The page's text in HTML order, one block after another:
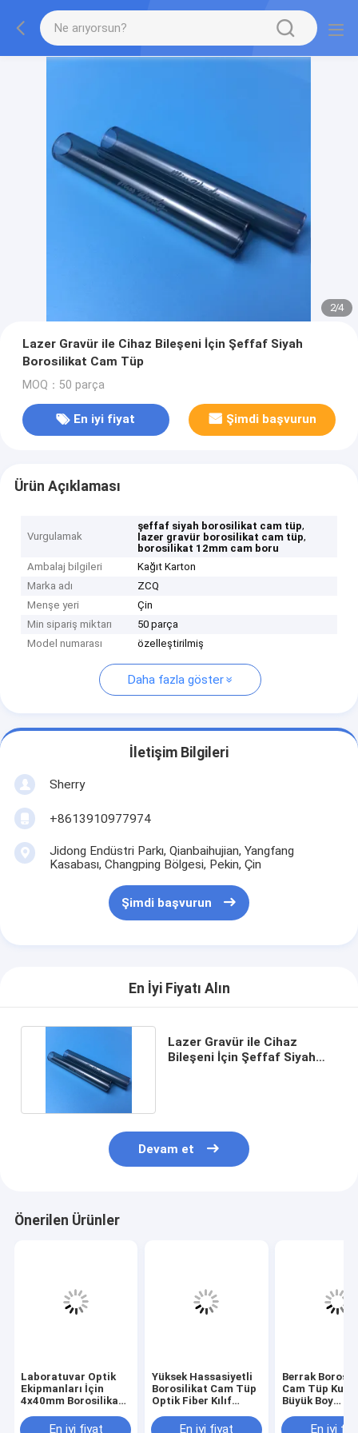
2/4
Lazer Gravür ile Cihaz Bileşeni İçin Şeffaf Siyah
Borosilikat Cam Tüp
MOQ：50 parça
En iyi fiyat Şimdi başvurun
Ürün Açıklaması
Vurgulamak
şeffaf siyah borosilikat cam tüp,
lazer gravür borosilikat cam tüp,
borosilikat 12mm cam boru
Ambalaj bilgileri
Kağıt Karton
Marka adı
ZCQ
Menşe yeri
Çin
Min sipariş miktarı
50 parça
Model numarası
özelleştirilmiş
Daha fazla göster
İletişim Bilgileri
Sherry
+8613910977974
Jidong Endüstri Parkı, Qianbaihujian, Yangfang
Kasabası, Changping Bölgesi, Pekin, Çin
Şimdi başvurun
En İyi Fiyatı Alın
Lazer Gravür ile Cihaz
Bileşeni İçin Şeffaf Siyah
Devam et
Önerilen Ürünler
Laboratuvar Optik
Ekipmanları İçin
4x40mm Borosilikat
Termal Şok Direnci
En iyi fiyat
Yüksek Hassasiyetli
Borosilikat Cam Tüp
Optik Fiber Kılıf
KılcalEn iyi fiyat
Berrak
Cam Tüp
Büyük Boy
ParlatmaEn iyi